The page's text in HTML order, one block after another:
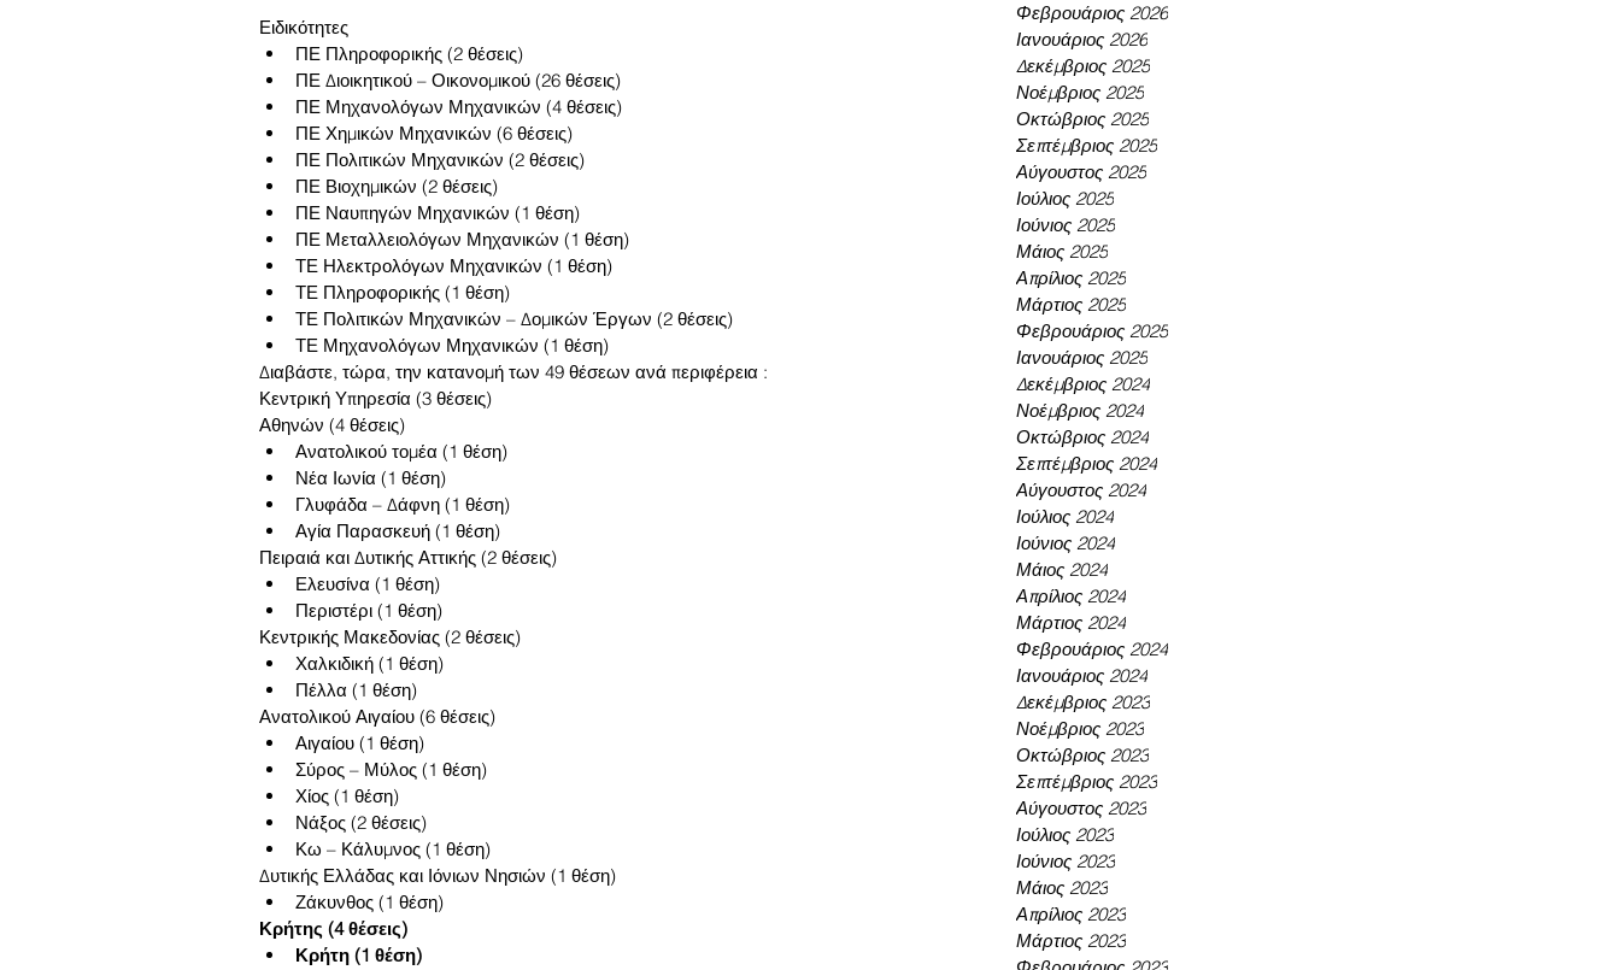
Φεβρουάριος 2026
Ιανουάριος 2026
Δεκέμβριος 2025
Νοέμβριος 2025
Οκτώβριος 2025
Σεπτέμβριος 2025
Αύγουστος 2025
Ιούλιος 2025
Ιούνιος 2025
Μάιος 2025
Απρίλιος 2025
Μάρτιος 2025
Φεβρουάριος 2025
Ιανουάριος 2025
Δεκέμβριος 2024
Νοέμβριος 2024
Οκτώβριος 2024
Σεπτέμβριος 2024
Αύγουστος 2024
Ιούλιος 2024
Ιούνιος 2024
Μάιος 2024
Απρίλιος 2024
Μάρτιος 2024
Φεβρουάριος 2024
Ιανουάριος 2024
Δεκέμβριος 2023
Νοέμβριος 2023
Οκτώβριος 2023
Σεπτέμβριος 2023
Αύγουστος 2023
Ιούλιος 2023
Ιούνιος 2023
Μάιος 2023
Απρίλιος 2023
Μάρτιος 2023
Ειδικότητες
ΠΕ Πληροφορικής (2 θέσεις)
ΠΕ Διοικητικού – Οικονομικού (26 θέσεις)
ΠΕ Μηχανολόγων Μηχανικών (4 θέσεις)
ΠΕ Χημικών Μηχανικών (6 θέσεις)
ΠΕ Πολιτικών Μηχανικών (2 θέσεις)
ΠΕ Βιοχημικών (2 θέσεις)
ΠΕ Ναυπηγών Μηχανικών (1 θέση)
ΠΕ Μεταλλειολόγων Μηχανικών (1 θέση)
ΤΕ Ηλεκτρολόγων Μηχανικών (1 θέση)
ΤΕ Πληροφορικής (1 θέση)
ΤΕ Πολιτικών Μηχανικών – Δομικών Έργων (2 θέσεις)
ΤΕ Μηχανολόγων Μηχανικών (1 θέση)
Διαβάστε, τώρα, την κατανομή των 49 θέσεων ανά περιφέρεια :
Κεντρική Υπηρεσία (3 θέσεις)
Αθηνών (4 θέσεις)
Ανατολικού τομέα (1 θέση)
Νέα Ιωνία (1 θέση)
Γλυφάδα – Δάφνη (1 θέση)
Αγία Παρασκευή (1 θέση)
Πειραιά και Δυτικής Αττικής (2 θέσεις)
Ελευσίνα (1 θέση)
Περιστέρι (1 θέση)
Κεντρικής Μακεδονίας (2 θέσεις)
Χαλκιδική (1 θέση)
Πέλλα (1 θέση)
Ανατολικού Αιγαίου (6 θέσεις)
Αιγαίου (1 θέση)
Σύρος – Μύλος (1 θέση)
Χίος (1 θέση)
Νάξος (2 θέσεις)
Κω – Κάλυμνος (1 θέση)
Δυτικής Ελλάδας και Ιόνιων Νησιών (1 θέση)
Ζάκυνθος (1 θέση)
Κρήτης (4 θέσεις)
Κρήτη (1 θέση)